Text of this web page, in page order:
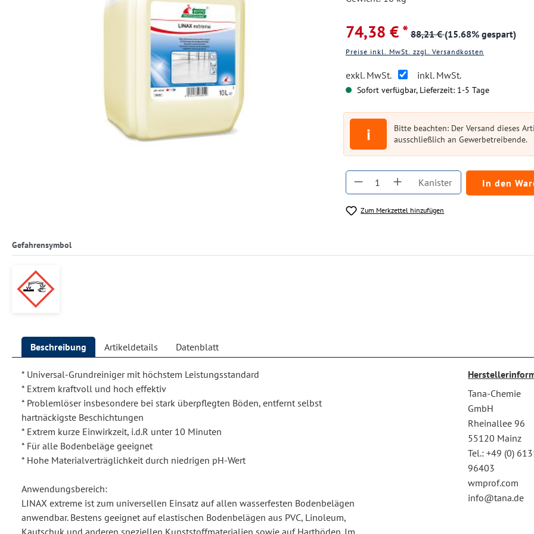
74,38 € * 88,21 €(15.68% gespart)
Preise inkl. MwSt. zzgl. Versandkosten
exkl. MwSt. inkl. MwSt.
Sofort verfügbar, Lieferzeit: 1-5 Tage
i
Bitte beachten: Der Versand dieses
ausschließlich an Gewerbetreibende.
Produkt Anzahl: Gib den
Kanister In den
Zum Merkzettel hinzufügen
Gefahrensymbol
Beschreibung Artikeldetails Datenblatt
* Universal-Grundreiniger mit höchstem Leistungsstandard
* Extrem kraftvoll und hoch effektiv
* Problemlöser insbesondere bei stark überpflegten Böden, entfernt selbst
hartnäckigste Beschichtungen
* Extrem kurze Einwirkzeit, i.d.R unter 10 Minuten
* Für alle Bodenbeläge geeignet
* Hohe Materialverträglichkeit durch niedrigen pH-Wert
Anwendungsbereich:
LINAX extreme ist zum universellen Einsatz auf allen wasserfesten Bodenbelägen
anwendbar. Bestens geeignet auf elastischen Bodenbelägen aus PVC, Linoleum,
Tana-Chemie
GmbH
Rheinallee 96
55120 Mainz
Tel.: +49 (0)
96403
wmprof.com
info@tana.de